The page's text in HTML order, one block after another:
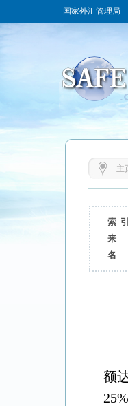
国家外汇管理局
主
索
来
名
额
25%